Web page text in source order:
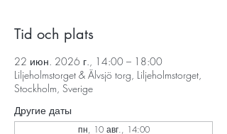
Tid och plats
22 июн. 2026 г., 14:00 – 18:00
Liljeholmstorget & Älvsjö torg, Liljeholmstorget,
Stockholm, Sverige
Другие даты
пн, 10 авг., 14:00